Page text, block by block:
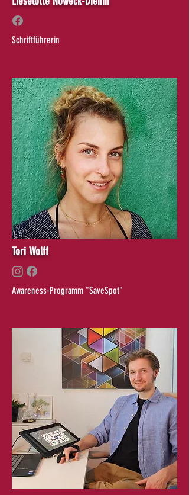
Schriftführerin
Tori Wolff
Awareness-Programm "SaveSpot"